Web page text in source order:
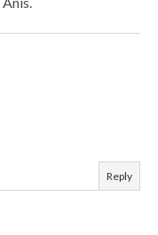
Reply